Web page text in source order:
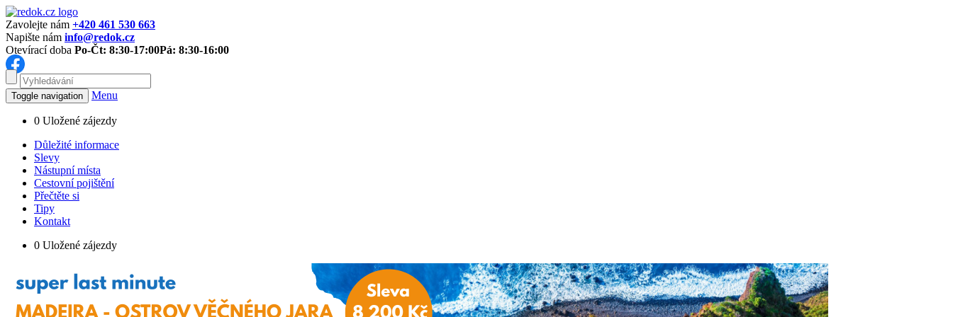
Zavolejte nám +420 461 530 663
Napište nám info@redok.cz
Otevírací doba Po-Čt: 8:30-17:00Pá: 8:30-16:00
Toggle navigation Menu
0 Uložené zájezdy
Důležité informace
Slevy
Nástupní místa
Cestovní pojištění
Přečtěte si
Tipy
Kontakt
0 Uložené zájezdy